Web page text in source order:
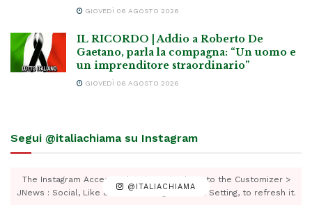
GIOVEDÌ 06 AGOSTO 2026
IL RICORDO | Addio a Roberto De
Gaetano, parla la compagna: “Un uomo e
un imprenditore straordinario”
GIOVEDÌ 06 AGOSTO 2026
Segui @italiachiama su Instagram
@ITALIACHIAMA
The Instagram Access Token is expired, Go to the Customizer >
JNews : Social, Like & View > Instagram Feed Setting, to refresh it.